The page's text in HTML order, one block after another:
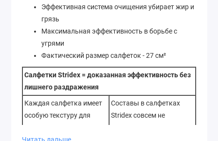
Эффективная система очищения убирает жир и
грязь
Максимальная эффективность в борьбе с
угрями
Фактический размер салфеток - 27 см²
Салфетки Stridex = доказанная эффективность без
лишнего раздражения
Каждая салфетка имеет
особую текстуру для
Составы в салфетках
Stridex совсем не